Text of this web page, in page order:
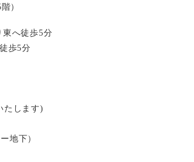
）
東へ徒歩5分
歩5分
たします)
地下）